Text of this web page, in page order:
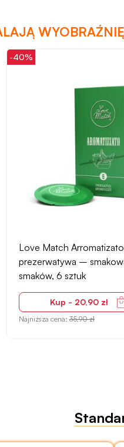
WYOBRAŹNIĘ
-40%
Love Match Arromatizato
prezerwatywa –
smaków, 6 sztuk
Kup - 20,90 zł
Najniższa cena:35,90 zł